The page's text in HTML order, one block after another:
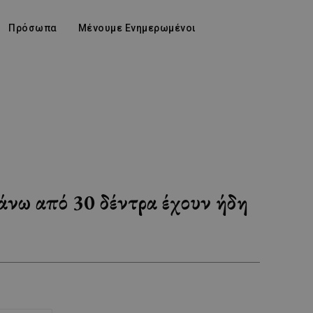
Πρόσωπα Μένουμε Ενημερωμένοι
από 30 δέντρα έχουν ήδη